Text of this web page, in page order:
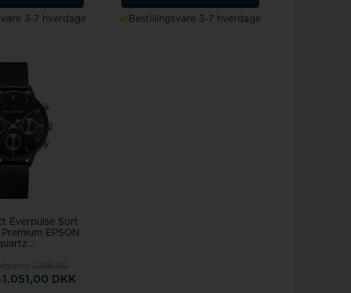
3-7 hverdage Bestillingsvare 3-7 hverdage
Everpulse Sort
EPSON
1.051,00 DKK